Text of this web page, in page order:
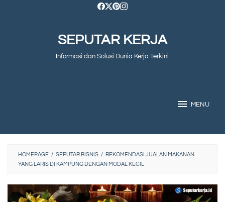
SEPUTAR KERJA
Informasi dan Solusi Dunia Kerja Terkini
MENU
HOMEPAGE / SEPUTAR BISNIS / REKOMENDASI JUALAN MAKANAN
YANG LARIS DI KAMPUNG DENGAN MODAL KECIL